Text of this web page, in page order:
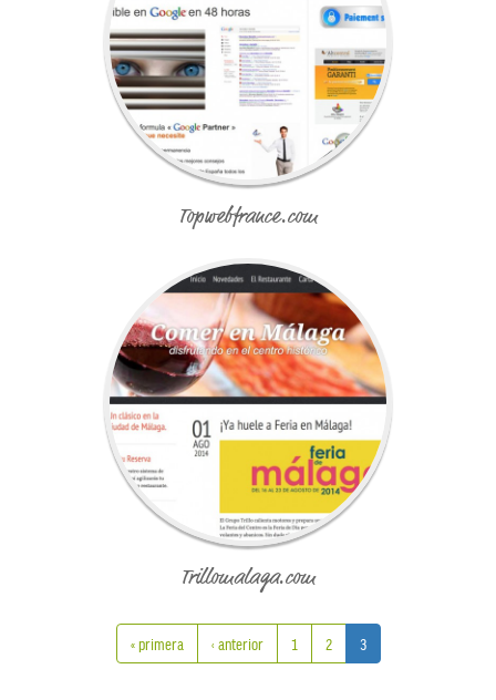
Topwebfrance.com
Trillomalaga.com
« primera ‹ anterior 1 2 3